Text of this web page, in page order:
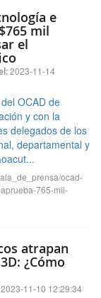
e
mil
el
2023-11-14
OCAD de
y con la
delegados de los
departamental y
ocad-
765-mil-
atrapan
¿Cómo
2023-11-10 12:29:34